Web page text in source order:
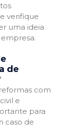
verifique
uma ideia
de
com
e
para
caso de